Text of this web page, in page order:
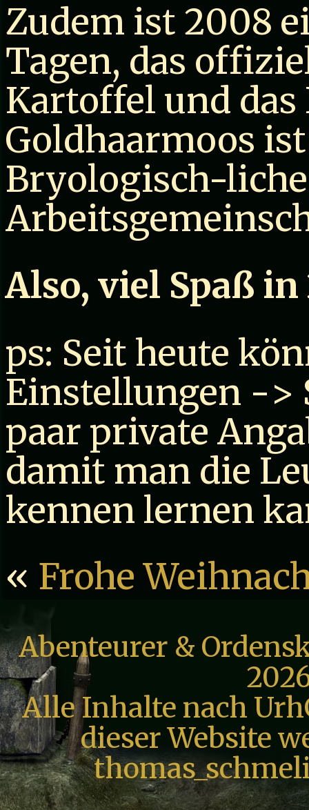
Zudem ist 2008
Tagen, das
Kartoffel und das
Goldhaarmoos
Bryologisch-
Also, viel Spaß in
ps: Seit heute
Einstellungen ->
paar private
damit man die
kennen lernen
« Frohe
Abenteurer &
Alle Inhalte nach
dieser Website